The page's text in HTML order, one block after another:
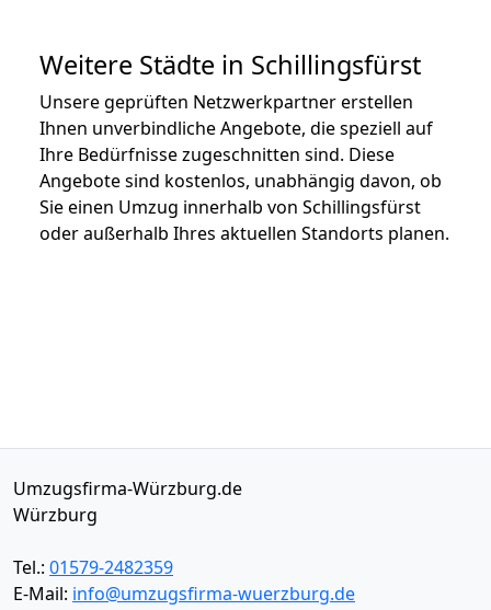
Weitere Städte in Schillingsfürst
Unsere geprüften Netzwerkpartner erstellen
Ihnen unverbindliche Angebote, die speziell auf
Ihre Bedürfnisse zugeschnitten sind. Diese
Angebote sind kostenlos, unabhängig davon, ob
Sie einen Umzug innerhalb von Schillingsfürst
oder außerhalb Ihres aktuellen Standorts planen.
Umzugsfirma-Würzburg.de
Würzburg
Tel.: 01579-2482359
E-Mail: info@umzugsfirma-wuerzburg.de